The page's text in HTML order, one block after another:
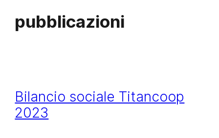
pubblicazioni
Bilancio sociale Titancoop
2023